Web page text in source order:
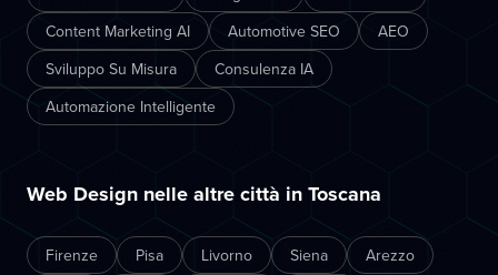
Content Marketing AI
Automotive SEO
AEO
Sviluppo Su Misura
Consulenza IA
Automazione Intelligente
Web Design nelle altre città in Toscana
Firenze Pisa Livorno Siena
Arezzo